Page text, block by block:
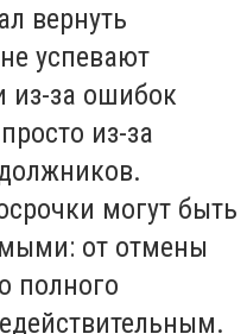
вернуть
успевают
из-за ошибок
из-за
могут быть
от отмены
полного